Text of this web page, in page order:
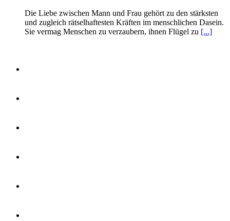
Die Liebe zwischen Mann und Frau gehört zu den stärksten
und zugleich rätselhaftesten Kräften im menschlichen Dasein.
Sie vermag Menschen zu verzaubern, ihnen Flügel zu [...]